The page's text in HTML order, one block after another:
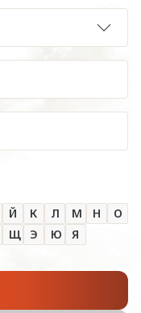
Й К Л М Н
О
Щ Э Ю Я